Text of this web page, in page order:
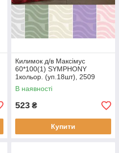
Килимок д/в Максімус
60*100(1) SYMPHONY
1кольор. (уп.18шт), 2509
блакитний
В наявності
523 ₴
Купити